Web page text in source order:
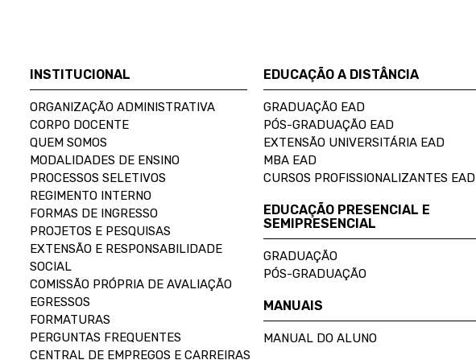
INSTITUCIONAL
ORGANIZAÇÃO ADMINISTRATIVA
CORPO DOCENTE
QUEM SOMOS
MODALIDADES DE ENSINO
PROCESSOS SELETIVOS
REGIMENTO INTERNO
FORMAS DE INGRESSO
PROJETOS E PESQUISAS
EXTENSÃO E RESPONSABILIDADE
SOCIAL
COMISSÃO PRÓPRIA DE AVALIAÇÃO
EGRESSOS
FORMATURAS
PERGUNTAS FREQUENTES
CENTRAL DE EMPREGOS E CARREIRAS
EDUCAÇÃO A DISTÂNCIA
GRADUAÇÃO EAD
PÓS-GRADUAÇÃO EAD
EXTENSÃO UNIVERSITÁRIA EAD
MBA EAD
CURSOS PROFISSIONALIZANTES EAD
EDUCAÇÃO PRESENCIAL E
SEMIPRESENCIAL
GRADUAÇÃO
PÓS-GRADUAÇÃO
MANUAIS
MANUAL DO ALUNO